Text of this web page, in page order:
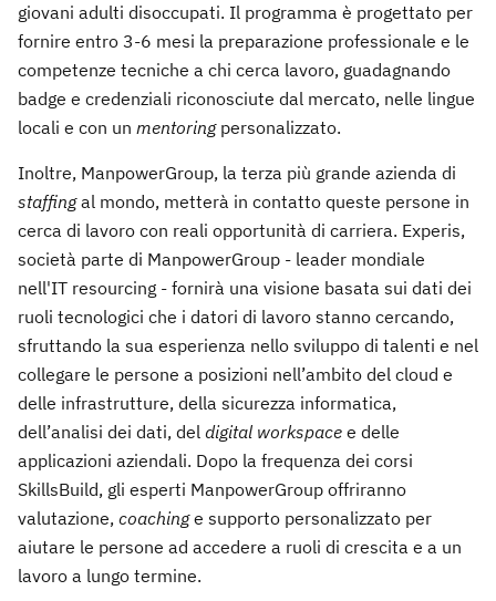
giovani adulti disoccupati. Il programma è progettato per
fornire entro 3-6 mesi la preparazione professionale e le
competenze tecniche a chi cerca lavoro, guadagnando
badge e credenziali riconosciute dal mercato, nelle lingue
locali e con un mentoringpersonalizzato.
Inoltre, ManpowerGroup, la terza più grande azienda di
staffingal mondo, metterà in contatto queste persone in
cerca di lavoro con reali opportunità di carriera. Experis,
società parte di ManpowerGroup - leader mondiale
nell'IT resourcing - fornirà una visione basata sui dati dei
ruoli tecnologici che i datori di lavoro stanno cercando,
sfruttando la sua esperienza nello sviluppo di talenti e nel
collegare le persone a posizioni nell’ambito del cloud e
delle infrastrutture, della sicurezza informatica,
dell’analisi dei dati, del digital workspace e delle
applicazioni aziendali. Dopo la frequenza dei corsi
SkillsBuild, gli esperti ManpowerGroup offriranno
valutazione, coachinge supporto personalizzato per
aiutare le persone ad accedere a ruoli di crescita e a un
lavoro a lungo termine.